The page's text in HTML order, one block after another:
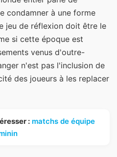
condamner à une forme
jeu de réflexion doit être le
si cette époque est
venus d'outre-
n'est pas l'inclusion de
des joueurs à les replacer
: matchs de équipe